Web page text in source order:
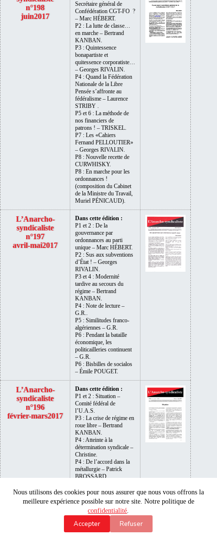
Nous utilisons des cookies pour nous assurer que nous vous offrons la
meilleure expérience possible sur notre site. Notre politique de
confidentialité.
Accepter Refuser
n°198
juin2017
Secrétaire général de
Confédération CGT-FO ?
– Marc HÉBERT.
P2 : La lutte de classe…
en marche – Bertrand
KANBAN.
P3 : Quintessence
bonapartiste et
quitessence corporatiste…
– Georges RIVALIN.
P4 : Quand la Fédération
Nationale de la Libre
Pensée s’affronte au
fédéralisme – Laurence
STRIBY .
P5 et 6 : La méthode de
nos financiers de
patrons ! – TRISKEL.
P7 : Les «Cahiers
Fernand PELLOUTIER»
– Georges RIVALIN.
P8 : Nouvelle recette de
CURWHISKY.
P8 : En marche pour les
ordonnances !
(composition du Cabinet
de la Ministre du Travail,
Muriel PÉNICAUD).
L’Anarcho-
syndicaliste
n°197
avril-mai2017
Dans cette édition :
P1 et 2 : De la
gouvernance par
ordonnances au parti
unique – Marc HÉBERT.
P2 : Sus aux subventions
d’État ! – Georges
RIVALIN.
P3 et 4 : Modernité
tardive au secours du
régime – Bertrand
KANBAN.
P4 : Note de lecture –
G.R..
P5 : Similitudes franco-
algériennes – G.R.
P6 : Pendant la bataille
économique, les
politicailleries continuent
– G.R.
P6 : Bisbilles de socialos
– Émile POUGET.
L’Anarcho-
syndicaliste
n°196
février-mars2017
Dans cette édition :
P1 et 2 : Situation –
Comité fédéral de
l’U.A.S.
P3 : La crise de régime en
roue libre – Bertrand
KANBAN.
P4 : Atteinte à la
détermination syndicale –
Christine.
P4 : De l’accord dans la
métallurgie – Patrick
BROSSARD.
Fédération Nationale de la
Libre Pensée flirte avec le
dogmatisme : retour sur
un différend loin d’être
anodin – Yvon
BOURHIS.
P7 : Voyage électoral…